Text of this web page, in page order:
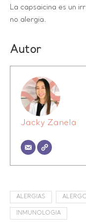
La capsaicina es un
no alergia.
Autor
Jacky Zanela
ALERGIAS
INMUNOLOGIA